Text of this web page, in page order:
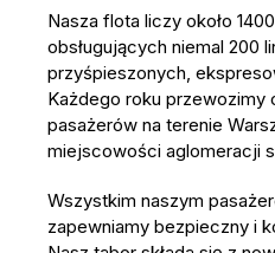
Nasza flota liczy około
obsługujących niemal 200
przyśpieszonych,
Każdego roku przewozimy
pasażerów na terenie
miejscowości aglomeracji
Wszystkim naszym
zapewniamy bezpieczny i